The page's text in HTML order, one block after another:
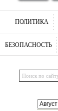
ПОЛИТИКА
БЕЗОПАСНОСТЬ